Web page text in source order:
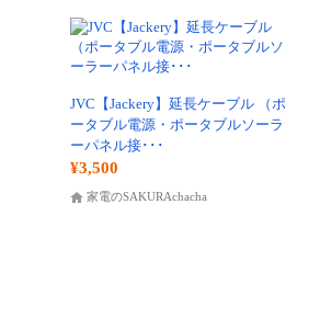
JVC【Jackery】延長ケーブル （ポ
ータブル電源・ポータブルソーラ
ーパネル接･･･
¥3,500
家電のSAKURAchacha